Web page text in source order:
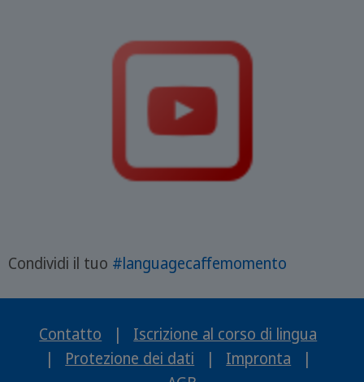
Condividi il tuo #languagecaffemomento
Contatto |
Iscrizione al corso di lingua
|
Protezione dei dati | Impronta
|